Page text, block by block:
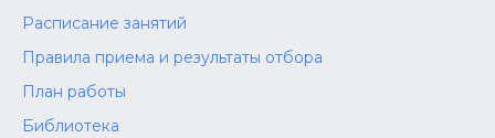
Расписание занятий
Правила приема и результаты отбора
План работы
Библиотека